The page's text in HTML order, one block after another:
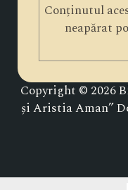
Conținutul
neapărat
Copyright © 2026
și Aristia Aman”